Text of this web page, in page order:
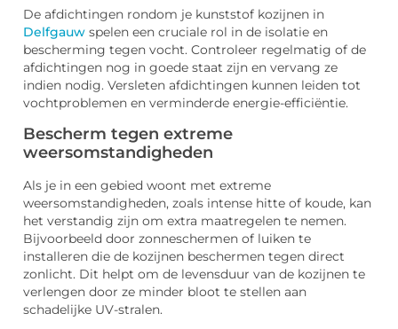
De afdichtingen rondom je kunststof kozijnen in
Delfgauw spelen een cruciale rol in de isolatie en
bescherming tegen vocht. Controleer regelmatig of de
afdichtingen nog in goede staat zijn en vervang ze
indien nodig. Versleten afdichtingen kunnen leiden tot
vochtproblemen en verminderde energie-efficiëntie.
Bescherm tegen extreme
weersomstandigheden
Als je in een gebied woont met extreme
weersomstandigheden, zoals intense hitte of koude, kan
het verstandig zijn om extra maatregelen te nemen.
Bijvoorbeeld door zonneschermen of luiken te
installeren die de kozijnen beschermen tegen direct
zonlicht. Dit helpt om de levensduur van de kozijnen te
verlengen door ze minder bloot te stellen aan
schadelijke UV-stralen.